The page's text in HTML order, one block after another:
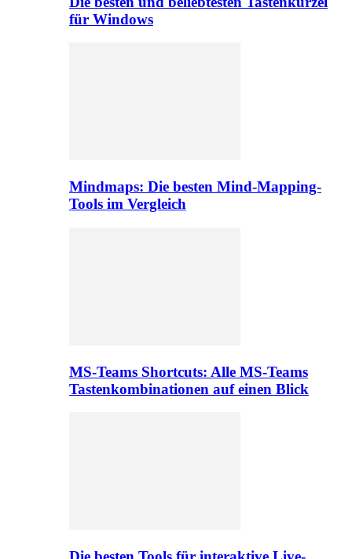
für Windows
Mindmaps: Die besten Mind-Mapping-
Tools im Vergleich
MS-Teams Shortcuts: Alle MS-Teams
Tastenkombinationen auf einen Blick